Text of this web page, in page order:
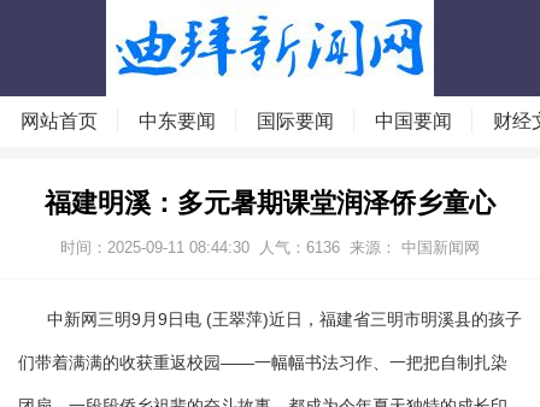
网站首页 中东要闻 国际要闻 中国要闻 财经
福建明溪：多元暑期课堂润泽侨乡童心
时间：2025-09-11 08:44:30 人气： 6136 来源： 中国新闻网
中新网三明9月9日电 (王翠萍)近日，福建省三明市明溪县的孩子
们带着满满的收获重返校园——一幅幅书法习作、一把把自制扎染